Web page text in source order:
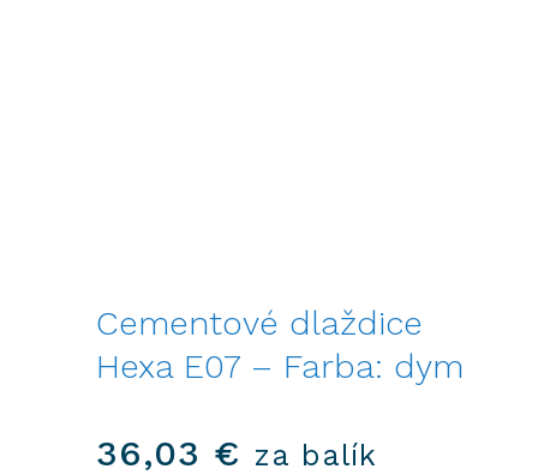
Cementové dlaždice
Hexa E07 – Farba: dym
36,03 € za balík